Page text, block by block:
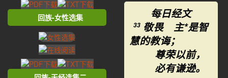
回族-女性选集 每日经文
33 敬畏 主*是智
慧的教诲；
尊荣以前，
必有谦逊。